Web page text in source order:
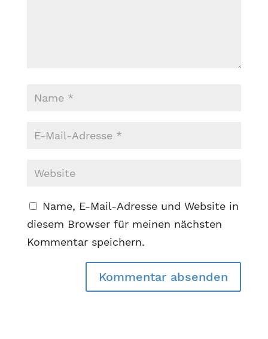
Name, E-Mail-Adresse und Website in
diesem Browser für meinen nächsten
Kommentar speichern.